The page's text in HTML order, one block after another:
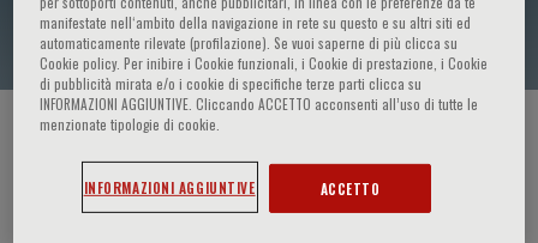
HOME PAGE / CURSOS Y EVENTOS
manifestate nell‘ambito della navigazione in rete su questo e su altri siti ed
automaticamente rilevate (profilazione). Se vuoi saperne di più clicca su
Cookie policy. Per inibire i Cookie funzionali, i Cookie di prestazione, i Cookie
di pubblicità mirata e/o i cookie di specifiche terze parti clicca su
INFORMAZIONI AGGIUNTIVE. Cliccando ACCETTO acconsenti all’uso di tutte le
menzionate tipologie di cookie.
INFORMAZIONI AGGIUNTIVE ACCETTO